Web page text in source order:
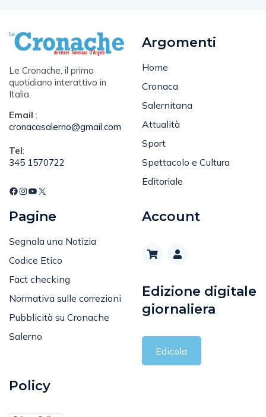
Le Cronache, il primo
quotidiano interattivo in
Italia.
Email :
cronacasalerno@gmail.com
Tel:
345 1570722
Argomenti
Home
Cronaca
Salernitana
Attualità
Sport
Spettacolo e Cultura
Editoriale
Pagine
Segnala una Notizia
Codice Etico
Fact checking
Normativa sulle correzioni
Pubblicità su Cronache
Salerno
Account
Edizione digitale
giornaliera
Edicola
Policy